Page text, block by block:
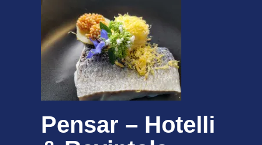
Pensar – Hotelli